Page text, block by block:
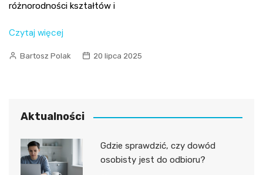
różnorodności kształtów i
Czytaj więcej
Bartosz Polak 20 lipca 2025
Aktualności
Gdzie sprawdzić, czy dowód
osobisty jest do odbioru?